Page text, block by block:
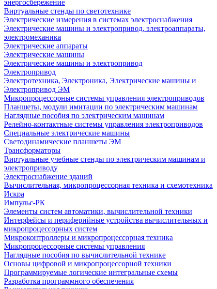
энергосбережение
Виртуальные стенды по светотехнике
Электрические измерения в системах электроснабжения
Электрические машины и электропривод, электроаппараты,
электромеханика
Электрические аппараты
Электрические машины
Электрические машины и электропривод
Электропривод
Электротехника, Электроника, Электрические машины и
Электропривод ЭМ
Микропроцессорные системы управления электроприводов
Планшеты, модули имитации по электрическим машинам
Наглядные пособия по электрическим машинам
Релейно-контактные системы управления электроприводов
Специальные электрические машины
Светодинамические планшеты ЭМ
Трансформаторы
Виртуальные учебные стенды по электрическим машинам и
электроприводу
Электроснабжение зданий
Вычислительная, микропроцессорная техника и схемотехника
Искра
Импульс-РК
Элементы систем автоматики, вычислительной техники
Интерфейсы и периферийные устройства вычислительных и
микропроцессорных систем
Микроконтроллеры и микропроцессорная техника
Микропроцессорные системы управления
Наглядные пособия по вычислительной технике
Основы цифровой и микропроцессорной техники
Программируемые логические интегральные схемы
Разработка программного обеспечения